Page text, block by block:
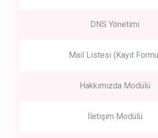
DNS Yönetimi
Mail Listesi (Kayıt
Hakkımızda Modülü
İletişim Modülü